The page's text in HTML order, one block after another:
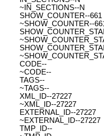
~IN_SECTIONS--N
SHOW_COUNTER--661
~SHOW_COUNTER--
CODE--
~CODE--
TAGS--
~TAGS--
XML_ID--27227
~XML_ID--27227
EXTERNAL_ID--27227
~EXTERNAL_ID--27227
TMP_ID--